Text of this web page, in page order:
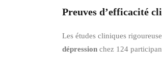
Preuves d’efficacité
Les études cliniques
dépression chez 124